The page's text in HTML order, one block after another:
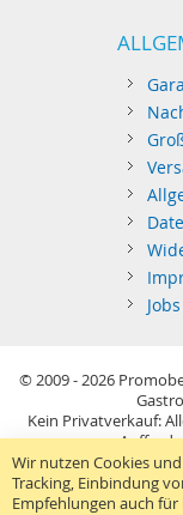
© 2009 - 2026
Kein Privatverkauf:
Sie richten sich nur
Sticks:
Wir nutzen Cookies
Tracking, Einbindung
Empfehlungen auch